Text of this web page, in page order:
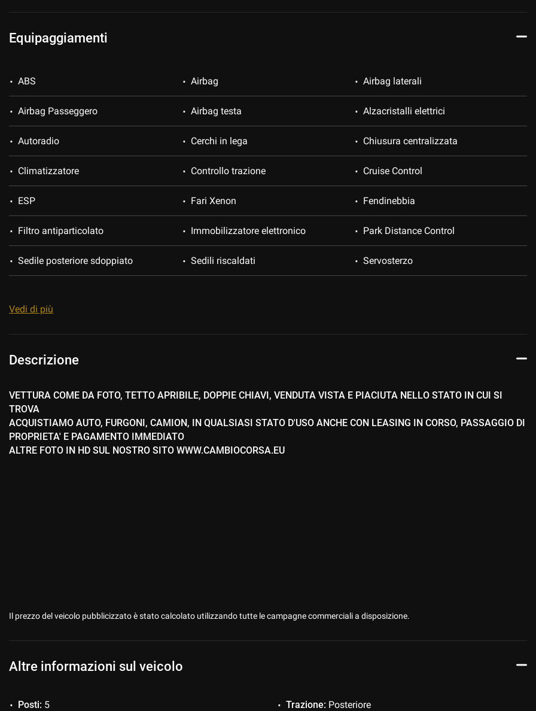
Equipaggiamenti
ABS Airbag Airbag laterali
Airbag Passeggero Airbag testa Alzacristalli elettrici
Autoradio Cerchi in lega Chiusura centralizzata
Climatizzatore Controllo trazione Cruise Control
ESP Fari Xenon Fendinebbia
Filtro antiparticolato Immobilizzatore elettronico Park Distance Control
Sedile posteriore sdoppiato Sedili riscaldati Servosterzo
Vedi di più
Descrizione
VETTURA COME DA FOTO, TETTO APRIBILE, DOPPIE CHIAVI, VENDUTA VISTA E PIACIUTA NELLO STATO IN CUI SI
TROVA
ACQUISTIAMO AUTO, FURGONI, CAMION, IN QUALSIASI STATO D'USO ANCHE CON LEASING IN CORSO, PASSAGGIO DI
PROPRIETA' E PAGAMENTO IMMEDIATO
ALTRE FOTO IN HD SUL NOSTRO SITO WWW.CAMBIOCORSA.EU
Il prezzo del veicolo pubblicizzato è stato calcolato utilizzando tutte le campagne commerciali a disposizione.
Altre informazioni sul veicolo
Posti: 5
Trazione: Posteriore